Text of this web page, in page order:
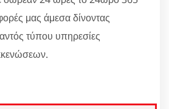
μας άμεσα δίνοντας
τύπου υπηρεσίες